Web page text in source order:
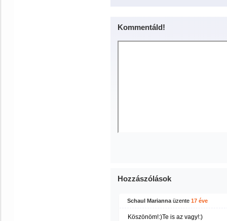
Kommentáld!
Hozzászólások
Schaul Marianna üzente 17 éve
Köszönöm!:)Te is az vagy!:)